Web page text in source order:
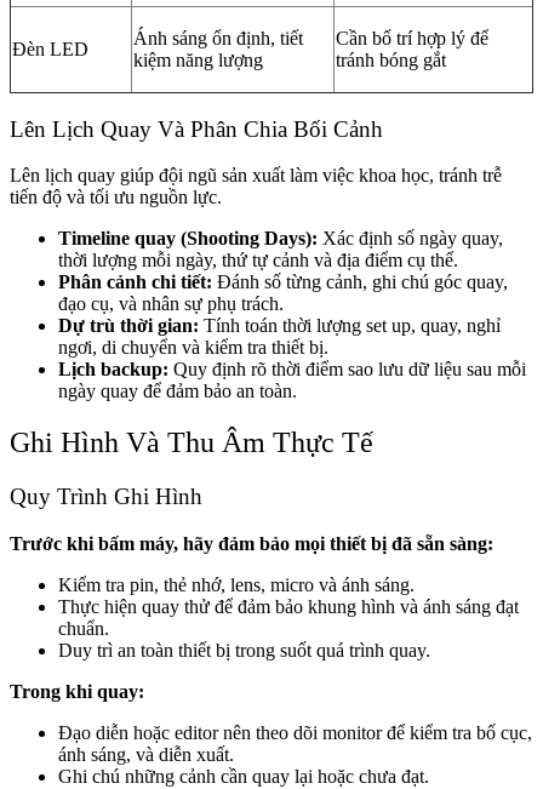
Đèn LED
Ánh sáng ổn định, tiết
kiệm năng lượng
Cần bố trí hợp lý để
tránh bóng gắt
Lên Lịch Quay Và Phân Chia Bối Cảnh
Lên lịch quay giúp đội ngũ sản xuất làm việc khoa học, tránh trễ
tiến độ và tối ưu nguồn lực.
Timeline quay (Shooting Days): Xác định số ngày quay,
thời lượng mỗi ngày, thứ tự cảnh và địa điểm cụ thể.
Phân cảnh chi tiết: Đánh số từng cảnh, ghi chú góc quay,
đạo cụ, và nhân sự phụ trách.
Dự trù thời gian: Tính toán thời lượng set up, quay, nghỉ
ngơi, di chuyển và kiểm tra thiết bị.
Lịch backup: Quy định rõ thời điểm sao lưu dữ liệu sau mỗi
ngày quay để đảm bảo an toàn.
Ghi Hình Và Thu Âm Thực Tế
Quy Trình Ghi Hình
Trước khi bấm máy, hãy đảm bảo mọi thiết bị đã sẵn sàng:
Kiểm tra pin, thẻ nhớ, lens, micro và ánh sáng.
Thực hiện quay thử để đảm bảo khung hình và ánh sáng đạt
chuẩn.
Duy trì an toàn thiết bị trong suốt quá trình quay.
Trong khi quay:
Đạo diễn hoặc editor nên theo dõi monitor để kiểm tra bố cục,
ánh sáng, và diễn xuất.
Ghi chú những cảnh cần quay lại hoặc chưa đạt.